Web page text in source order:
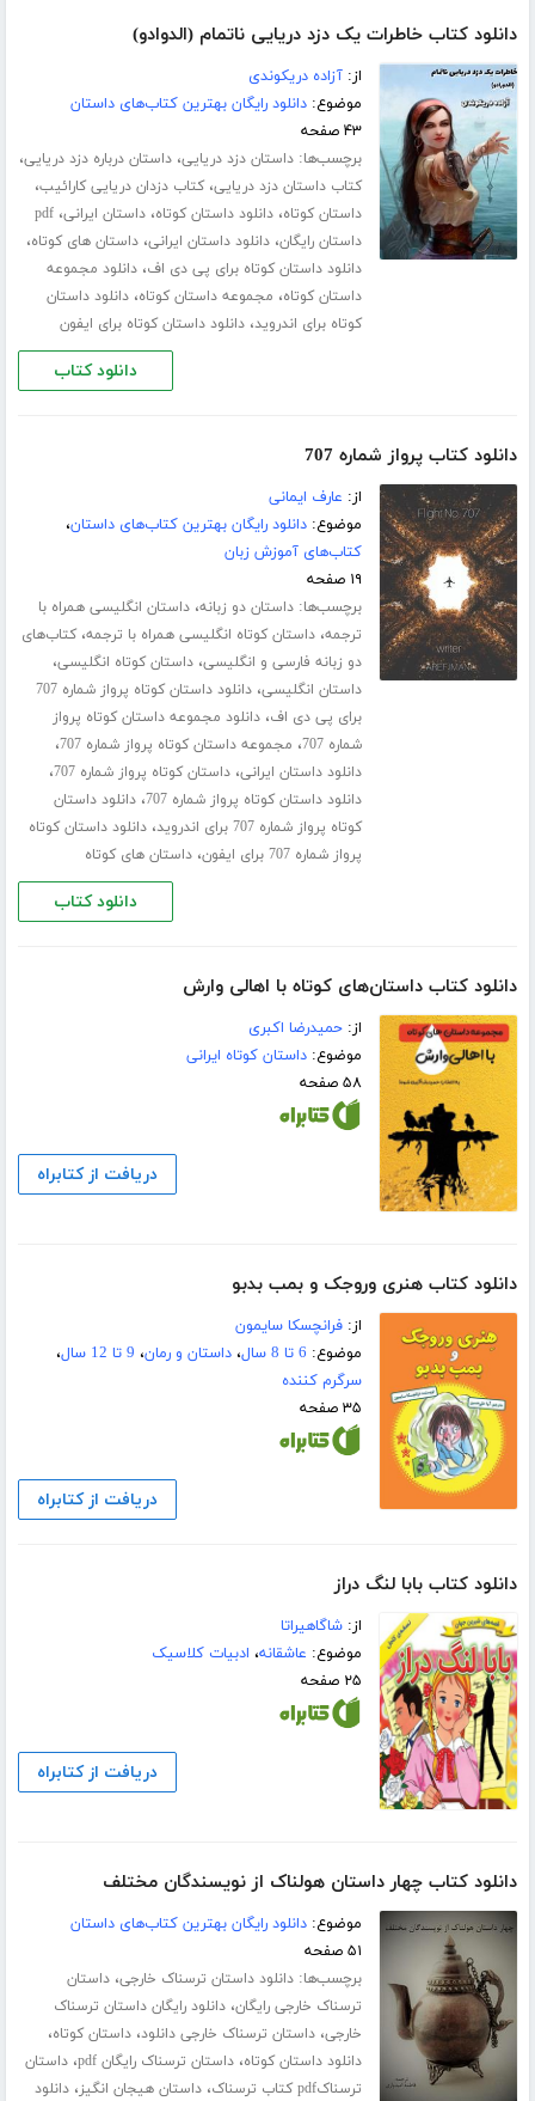
دانلود کتاب خاطرات یک دزد دریایی ناتمام (الدوادو)
از:آزاده دریکوندی
موضوع:دانلود رایگان بهترین کتاب‌های داستان
۴۳ صفحه
برچسب‌ها:داستان دزد دریایی،داستان درباره دزد دریایی،
کتاب داستان دزد دریایی،کتاب دزدان دریایی کارائیب،
داستان کوتاه،دانلود داستان کوتاه،داستان ایرانی،pdf
داستان رایگان،دانلود داستان ایرانی،داستان های کوتاه،
دانلود داستان کوتاه برای پی دی اف،دانلود مجموعه
داستان کوتاه، مجموعه داستان کوتاه،دانلود داستان
کوتاه برای اندروید،دانلود داستان کوتاه برای ایفون
دانلود کتاب
دانلود کتاب پرواز شماره 707
از: عارف ایمانی
موضوع:دانلود رایگان بهترین کتاب‌های داستان،
کتاب‌های آموزش زبان
۱۹ صفحه
برچسب‌ها:داستان دو زبانه،داستان انگلیسی همراه با
ترجمه،داستان کوتاه انگلیسی همراه با ترجمه،کتاب‌های
دو زبانه فارسی و انگلیسی،داستان کوتاه انگلیسی،
داستان انگلیسی،
دانلود داستان کوتاه پرواز شماره 707
برای پی دی اف،دانلود مجموعه داستان کوتاه پرواز
شماره 707
، مجموعه داستان کوتاه پرواز شماره 707 ،
دانلود داستان ایرانی،داستان کوتاه پرواز شماره 707 ،
دانلود داستان کوتاه پرواز شماره 707 ،دانلود داستان
کوتاه پرواز شماره 707 برای اندروید
،دانلود داستان کوتاه
پرواز شماره 707 برای ایفون
،داستان های کوتاه
دانلود کتاب
دانلود کتاب داستان‌های کوتاه با اهالی وارش
از:حمیدرضا اکبری
موضوع:داستان کوتاه ایرانی
۵۸ صفحه
دریافت از کتابراه
دانلود کتاب هنری وروجک و بمب بدبو
از:فرانچسکا سایمون
موضوع: 6 تا 8 سال ،داستان و رمان، 9 تا 12 سال
،
سرگرم کننده
۳۵ صفحه
دریافت از کتابراه
دانلود کتاب بابا لنگ دراز
از:شاگاهیراتا
موضوع: عاشقانه، ادبیات کلاسیک
۲۵ صفحه
دریافت از کتابراه
دانلود کتاب چهار داستان هولناک از نویسندگان مختلف
موضوع:دانلود رایگان بهترین کتاب‌های داستان
۵۱ صفحه
برچسب‌ها:دانلود داستان ترسناک خارجی،داستان
ترسناک خارجی رایگان،دانلود رایگان داستان ترسناک
خارجی،داستان ترسناک خارجی دانلود،داستان کوتاه،
دانلود داستان کوتاه،داستان ترسناک رایگان pdf ،داستان
ترسناکpdf کتاب ترسناک
،داستان هیجان انگیز،دانلود